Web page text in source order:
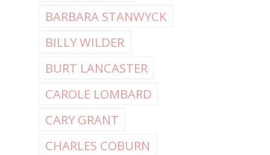
BARBARA STANWYCK
BILLY WILDER
BURT LANCASTER
CAROLE LOMBARD
CARY GRANT
CHARLES COBURN